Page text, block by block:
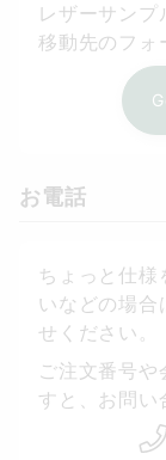
レザーサン
移動先のフォ
お電話
ちょっと仕様
いなどの場合
せください。
ご注文番号や
すと、お問い